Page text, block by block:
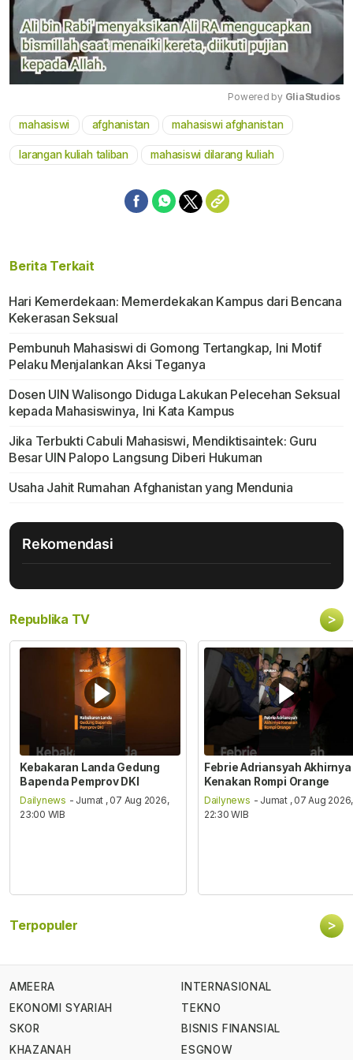
Mute
Powered by GliaStudios
mahasiswi afghanistan mahasiswi afghanistan
larangan kuliah taliban mahasiswi dilarang kuliah
Berita Terkait
Hari Kemerdekaan: Memerdekakan Kampus dari Bencana
Kekerasan Seksual
Pembunuh Mahasiswi di Gomong Tertangkap, Ini Motif
Pelaku Menjalankan Aksi Teganya
Dosen UIN Walisongo Diduga Lakukan Pelecehan Seksual
kepada Mahasiswinya, Ini Kata Kampus
Jika Terbukti Cabuli Mahasiswi, Mendiktisaintek: Guru
Besar UIN Palopo Langsung Diberi Hukuman
Usaha Jahit Rumahan Afghanistan yang Mendunia
Rekomendasi
Republika TV >
Kebakaran Landa Gedung
Bapenda Pemprov DKI
Dailynews - Jumat , 07 Aug 2026,
23:00 WIB
Febrie Adriansyah Akhirnya
Kenakan Rompi Orange
Dailynews - Jumat , 07 Aug 2026,
22:30 WIB
Terpopuler >
AMEERA
EKONOMI SYARIAH
SKOR
KHAZANAH
INTERNASIONAL
TEKNO
BISNIS FINANSIAL
ESGNOW